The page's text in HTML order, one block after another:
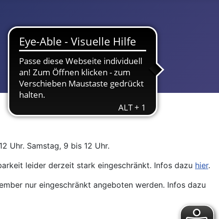
Uhr. Samstag, 9 bis 12 Uhr.
leider derzeit stark eingeschränkt. Infos dazu hier.
nur eingeschränkt angeboten werden. Infos dazu